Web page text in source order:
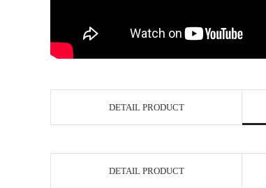
DETAIL PRODUCT
DETAIL PRODUCT